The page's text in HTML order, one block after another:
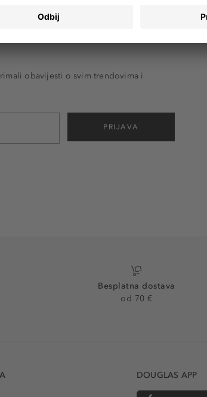
obavijesti o svim trendovima i
PRIJAVA
Besplatna dostava
od 70 €
DOUGLAS APP